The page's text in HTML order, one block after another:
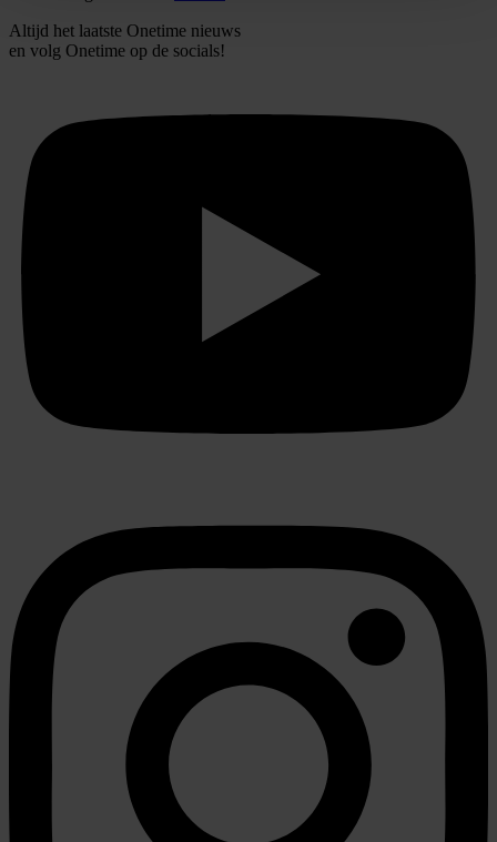
en om ons websiteverkeer te analyseren. Ook delen we
informatie over uw gebruik van onze site met onze
partners voor social media, adverteren en analyse. Deze
partners kunnen deze gegevens combineren met andere
informatie die u aan ze heeft verstrekt of die ze hebben
verzameld op basis van uw gebruik van hun services.
Altijd het laatste Onetime nieuws
en volg Onetime op de socials!